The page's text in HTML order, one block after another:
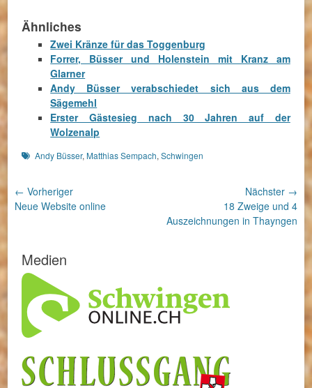
Ähnliches
Zwei Kränze für das Toggenburg
Forrer, Büsser und Holenstein mit Kranz am
Glarner
Andy Büsser verabschiedet sich aus dem
Sägemehl
Erster Gästesieg nach 30 Jahren auf der
Wolzenalp
Schlagworte
Andy Büsser,Matthias Sempach,Schwingen
Beitragsnavigation
← Vorheriger
Vorheriger
Neue Website online
Nächster →
Beitrag:
18 Zweige und 4
Auszeichnungen in Thayngen
Medien